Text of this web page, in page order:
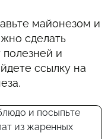
майонезом и
сделать
полезней и
ссылку на